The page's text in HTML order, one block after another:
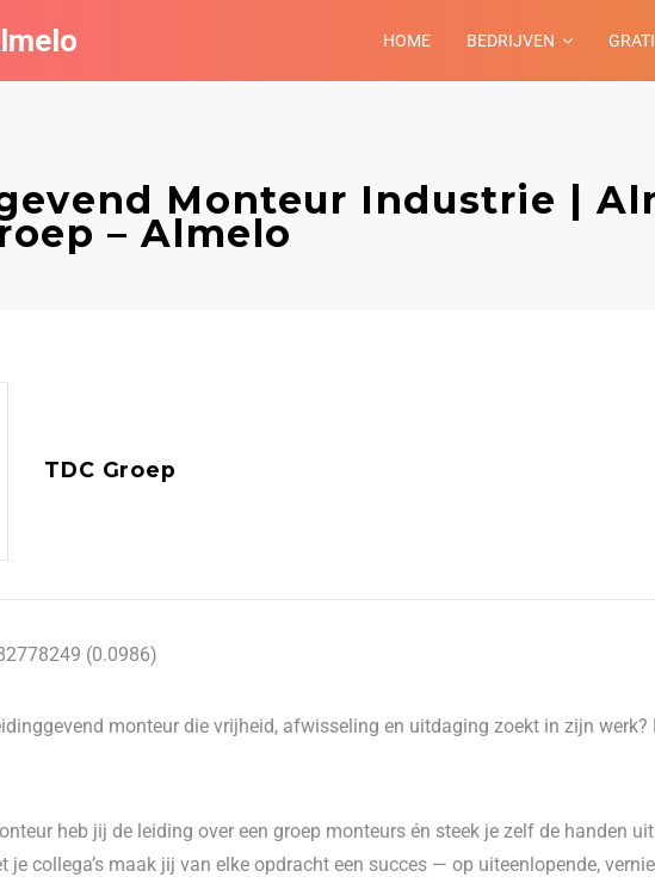
HOME BEDRIJVEN
Monteur Industrie |
– Almelo
TDC Groep
(0.0986)
monteur die vrijheid, afwisseling en uitdaging zoekt in zijn werk?
heb jij de leiding over een groep monteurs én steek je zelf de handen
je collega’s maak jij van elke opdracht een succes — op uiteenlopende,